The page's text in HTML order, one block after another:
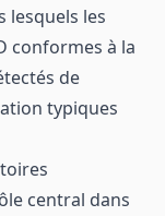
lesquels les
conformes à la
de
typiques
central dans